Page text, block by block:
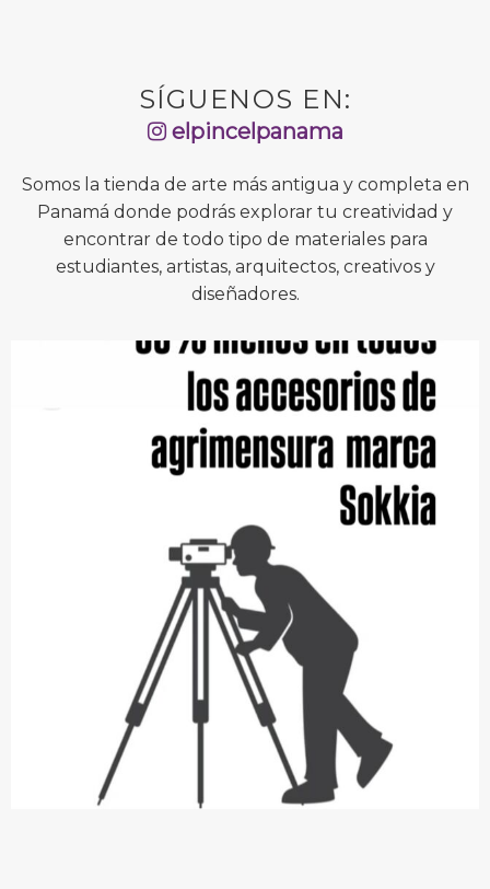
SÍGUENOS EN:
elpincelpanama
Somos la tienda de arte más antigua y completa en
Panamá donde podrás explorar tu creatividad y
encontrar de todo tipo de materiales para
estudiantes, artistas, arquitectos, creativos y
diseñadores.